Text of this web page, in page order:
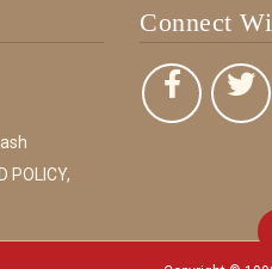
POLICY,
Connect